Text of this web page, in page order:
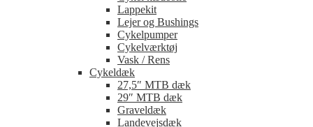
Lappekit
Lejer og Bushings
Cykelpumper
Cykelværktøj
Vask / Rens
Cykeldæk
27,5″ MTB dæk
29″ MTB dæk
Graveldæk
Landevejsdæk